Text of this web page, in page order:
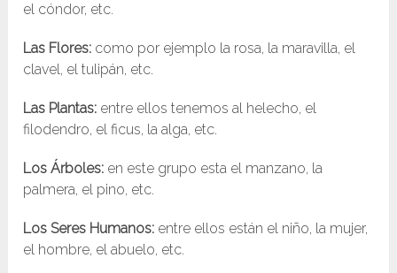
el cóndor, etc.
Las Flores: como por ejemplo la rosa, la maravilla, el
clavel, el tulipán, etc.
Las Plantas: entre ellos tenemos al helecho, el
filodendro, el ficus, la alga, etc.
LosÁrboles: en este grupo esta el manzano, la
palmera, el pino, etc.
LosSeres Humanos: entre ellos están el niño, la mujer,
el hombre, el abuelo, etc.